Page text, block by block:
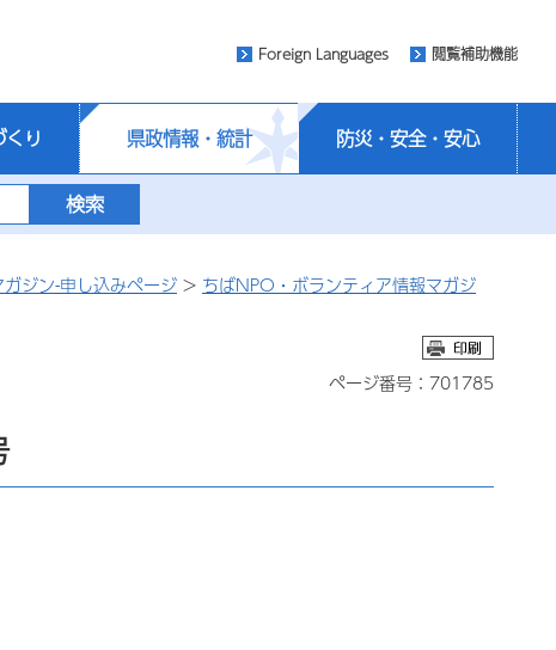
Foreign Languages 閲覧補助機能
り 県政情報・統計 防災・安全・安心
ジン-申し込みページ > ちばNPO・ボランティア情報マガジ
ページ番号：701785